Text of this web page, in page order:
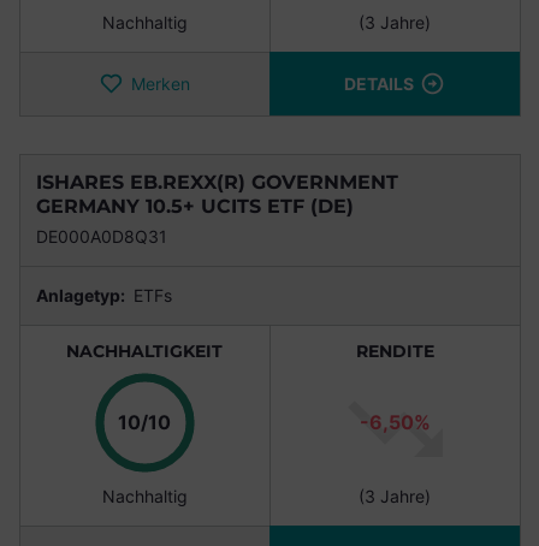
Nachhaltig (3 Jahre)
Merken DETAILS
ISHARES EB.REXX(R) GOVERNMENT
GERMANY 10.5+ UCITS ETF (DE)
DE000A0D8Q31
Anlagetyp: ETFs
NACHHALTIGKEIT
10/10 Punkte
Nachhaltig
RENDITE
-6,50%
(3 Jahre)